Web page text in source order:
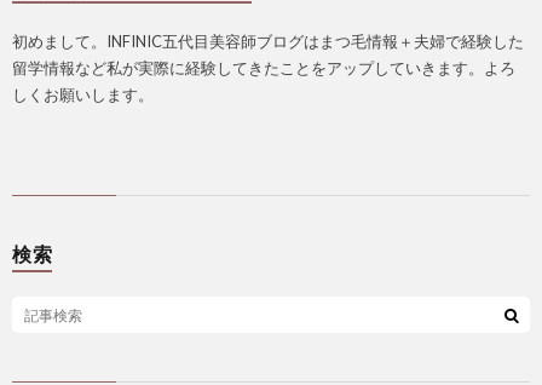
初めまして。INFINIC五代目美容師ブログはまつ毛情報＋夫婦で経験した
留学情報など私が実際に経験してきたことをアップしていきます。よろ
しくお願いします。
検索